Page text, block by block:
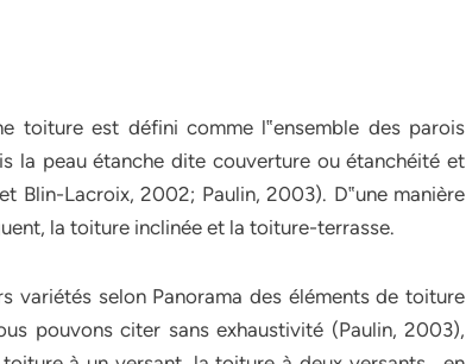
toiture est défini comme l‟ensemble des parois
la peau étanche dite couverture ou étanchéité et
Blin-Lacroix, 2002; Paulin, 2003). D‟une manière
la toiture inclinée et la toiture-terrasse.
variétés selon Panorama des éléments de toiture
pouvons citer sans exhaustivité (Paulin, 2003),